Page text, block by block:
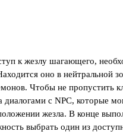
к жезлу шагающего,
оно в нейтральной
Чтобы не пропустить
диалогами с NPC, которые
жезла. В конце
выбрать один из